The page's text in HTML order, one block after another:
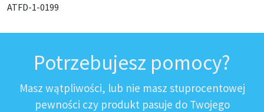
ATFD-1-0199
Potrzebujesz pomocy?
Masz wątpliwości, lub nie masz stuprocentowej
pewności czy produkt pasuje do Twojego